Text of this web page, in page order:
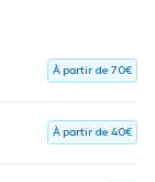
À partir de 70€
À partir de 40€